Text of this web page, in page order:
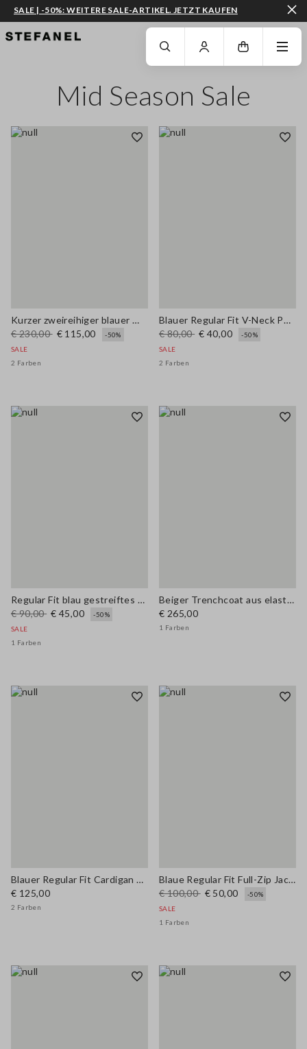
ZUM HAUPTINHALT SPRINGEN GEHEN SIE ZUM ENDE DER SEITE
SALE | -50%: WEITERE SALE-ARTIKEL. JETZT KAUFEN
Mid Season Sale
Kurzer zweireihiger blauer Wollmischmantel
€ 230,00 € 115,00
-50%
SALE
2 Farben
Blauer Regular Fit V-Neck Pullover aus Lyocell und Baumwolle
€ 80,00 € 40,00
-50%
SALE
2 Farben
Regular Fit blau gestreiftes Stretch-Baumwollhemd
€ 90,00 € 45,00
-50%
SALE
1 Farben
Beiger Trenchcoat aus elastischer Baumwollmischung mit Übergröße
€ 265,00
1 Farben
Blauer Regular Fit Cardigan aus Baumwollmischung mit Taschen
€ 125,00
2 Farben
Blaue Regular Fit Full-Zip Jacke
€ 100,00 € 50,00
-50%
SALE
1 Farben